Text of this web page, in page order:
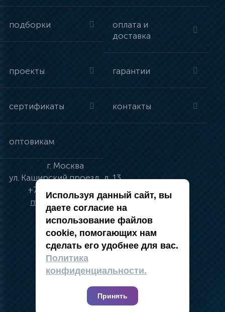
подборки
оплата и
доставка
проекты гарантии
сертификаты контакты
оптовикам
г. Москва
ул. Каширский проезд, д. 13
+7 (495) 134-41-83
moskva@vincci.ru
политика в отношении обработки
персональных данных
публичная оферта
карта сайта
2019 — 2026 @ Компания Vincci
Используя данный сайт, вы
даете согласие на
использование файлов
cookie, помогающих нам
сделать его удобнее для вас.
Политика
конфиденциальности.
Принять